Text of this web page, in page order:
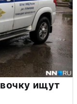
ищут